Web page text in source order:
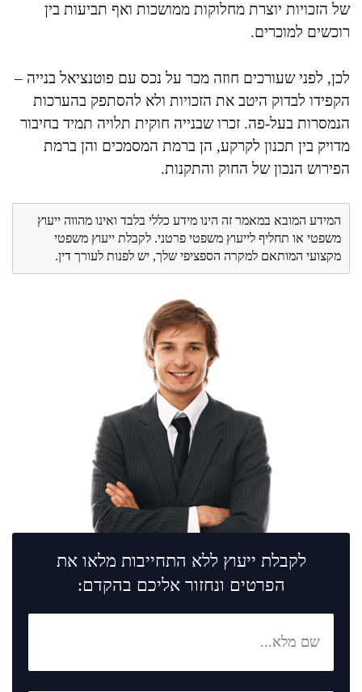
של הזכויות יוצרת מחלוקות ממושכות ואף תביעות בין
רוכשים למוכרים.
לכן, לפני שעורכים חוזה מכר על נכס עם פוטנציאל בנייה –
הקפידו לבדוק היטב את הזכויות ולא להסתפק בהערכות
הנמסרות בעל-פה. זכרו שבנייה חוקית תלויה תמיד בחיבור
מדויק בין תכנון לקרקע, הן ברמת המסמכים והן ברמת
הפירוש הנכון של החוק והתקנות.
המידע המובא במאמר זה הינו מידע כללי בלבד ואינו מהווה ייעוץ
משפטי או תחליף לייעוץ משפטי פרטני. לקבלת ייעוץ משפטי
מקצועי המותאם למקרה הספציפי שלך, יש לפנות לעורך דין.
לקבלת ייעוץ ללא התחייבות מלאו את
הפרטים ונחזור אליכם בהקדם: